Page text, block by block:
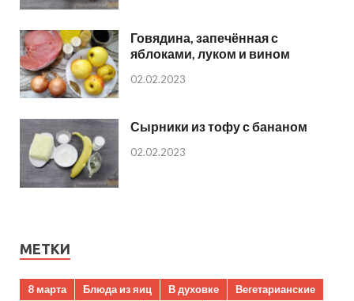
Говядина, запечённая с
яблоками, луком и вином
02.02.2023
Сырники из тофу с бананом
02.02.2023
МЕТКИ
8 марта Блюда из яиц В духовке
Вегетарианские